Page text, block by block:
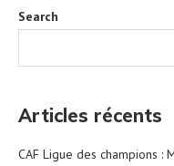
Search
Articles récents
CAF Ligue des champions :